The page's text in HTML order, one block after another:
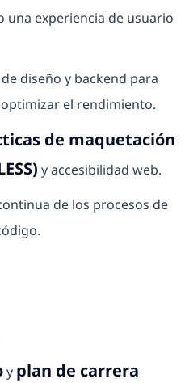
una experiencia de usuario
diseño y backend para
el rendimiento.
de maquetación
y accesibilidad web.
de los procesos de
y plan de carrera